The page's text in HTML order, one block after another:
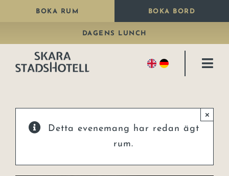
BOKA RUM BOKA BORD
DAGENS LUNCH
Fira
Detta evenemang har redan ägt
rum.
×